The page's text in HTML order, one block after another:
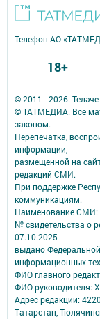
© 2011 - 2026.
© ТАТМЕДИА. Все
законом.
Перепечатка,
информации,
размещенной на
редакций СМИ.
При поддержке
коммуникациям.
Наименование СМИ:
№ свидетельства о
07.10.2025
выдано
информационных
ФИО главного
ФИО руководителя:
Адрес редакции:
Татарстан,
Телефон АО
18+